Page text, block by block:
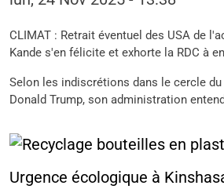
CLIMAT : Retrait éventuel des USA de
Kande s'en félicite et exhorte la RDC à
Selon les indiscrétions dans le cercle
Donald Trump, son administration
Urgence écologique à